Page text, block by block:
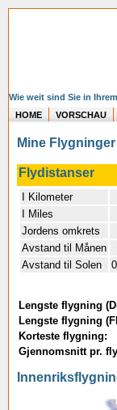
Wie weit sind Sie in
HOME
VORSCHAU
Mine
Flydistanser
I Kilometer
I Miles
Jordens omkrets
Avstand til Månen
Avstand til Solen
Lengste flygning
Lengste flygning
Korteste flygning:
Gjennomsnitt pr.